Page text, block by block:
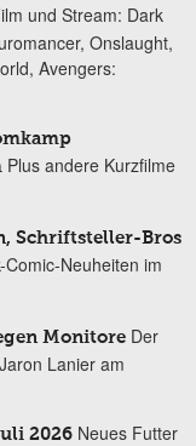
und Stream: Dark
Onslaught,
Avengers:
Plus andere Kurzfilme
Schriftsteller-Bros
Comic-Neuheiten im
Monitore Der
Lanier am
2026 Neues Futter